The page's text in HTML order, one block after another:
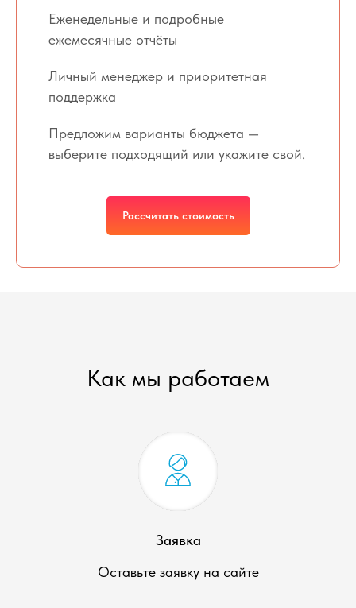
Еженедельные и подробные
ежемесячные отчёты
Личный менеджер и приоритетная
поддержка
Предложим варианты бюджета —
выберите подходящий или укажите свой.
Рассчитать стоимость
Как мы работаем
Заявка
Оставьте заявку на сайте